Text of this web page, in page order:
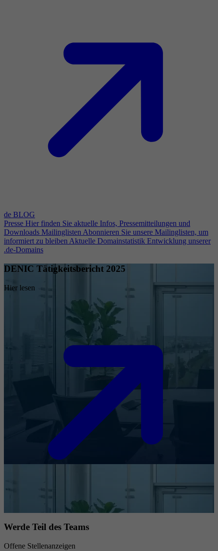
de BLOG
Presse Hier finden Sie aktuelle Infos, Pressemitteilungen und
Downloads Mailinglisten Abonnieren Sie unsere Mailinglisten, um
informiert zu bleiben Aktuelle Domainstatistik Entwicklung unserer
.de-Domains
DENIC Tätigkeitsbericht 2025
Hier lesen
Werde Teil des Teams
Offene Stellenanzeigen